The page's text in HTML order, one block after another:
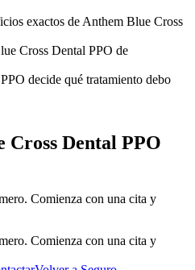
exactos de Anthem Blue Cross
Cross Dental PPO de
decide qué tratamiento debo
Cross Dental PPO
Comienza con una cita y
Comienza con una cita y